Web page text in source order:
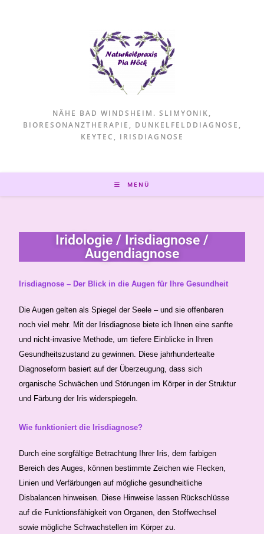
NÄHE BAD WINDSHEIM. SLIMYONIK,
BIORESONANZTHERAPIE, DUNKELFELDDIAGNOSE,
KEYTEC, IRISDIAGNOSE
MENÜ
Iridologie / Irisdiagnose /
Augendiagnose
Irisdiagnose – Der Blick in die Augen für Ihre Gesundheit
Die Augen gelten als Spiegel der Seele – und sie offenbaren
noch viel mehr. Mit der Irisdiagnose biete ich Ihnen eine sanfte
und nicht-invasive Methode, um tiefere Einblicke in Ihren
Gesundheitszustand zu gewinnen. Diese jahrhundertealte
Diagnoseform basiert auf der Überzeugung, dass sich
organische Schwächen und Störungen im Körper in der Struktur
und Färbung der Iris widerspiegeln.
Wie funktioniert die Irisdiagnose?
Durch eine sorgfältige Betrachtung Ihrer Iris, dem farbigen
Bereich des Auges, können bestimmte Zeichen wie Flecken,
Linien und Verfärbungen auf mögliche gesundheitliche
Disbalancen hinweisen. Diese Hinweise lassen Rückschlüsse
auf die Funktionsfähigkeit von Organen, den Stoffwechsel
sowie mögliche Schwachstellen im Körper zu.